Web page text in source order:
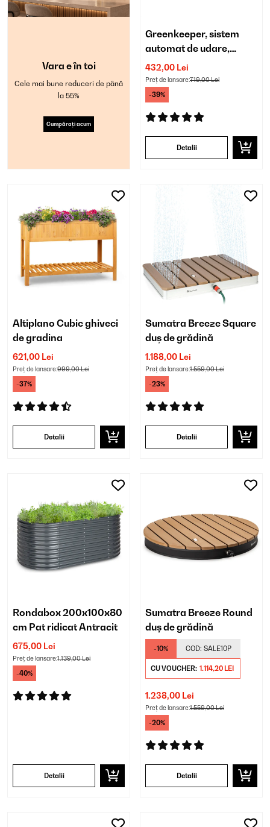
Vara e în toi
Cele mai bune reduceri de până
la 55%
Cumpărați acum
Greenkeeper, sistem
automat de udare,
aparate de irigat
432,00 Lei
Preț de lansare:719,00 Lei
-39%
Detalii
Altiplano Cubic ghiveci
de gradina
621,00 Lei
Preț de lansare:999,00 Lei
-37%
Detalii
Sumatra Breeze Square
duș de grădină
1.188,00 Lei
Preț de lansare:1.559,00 Lei
-23%
Detalii
Rondabox 200x100x80
cm Pat ridicat Antracit
675,00 Lei
Preț de lansare:1.139,00 Lei
-40%
Detalii
Sumatra Breeze Round
duș de grădină
-10% COD: SALE10P
CU VOUCHER: 1.114,20 LEI
1.238,00 Lei
Preț de lansare:1.559,00 Lei
-20%
Detalii